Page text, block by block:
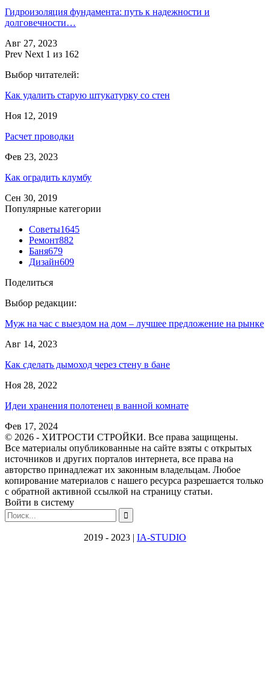
Гидроизоляция фундамента: путь к надежности и
долговечности…
Авг 27, 2023
Prev Next 1 из 162
Выбор читателей:
Как удалить старую штукатурку со стен
Ноя 12, 2019
Расчет проводки
Фев 23, 2023
Как оградить клумбу
Сен 30, 2019
Популярные категории
Советы1645
Ремонт882
Баня679
Дизайн609
Поделиться
Выбор редакции:
Муж на час с выездом на дом – лучшее предложение на рынке
Авг 14, 2023
Как сделать дымоход через стену в бане
Ноя 28, 2022
Идеи хранения полотенец в ванной комнате
Фев 17, 2024
© 2026 - ХИТРОСТИ СТРОЙКИ. Все права защищены.
Все материалы опубликованные на сайте взяты с открытых
источников и других порталов интернета, все права на
авторство принадлежат их законным владельцам. Любое
копирование материалов с нашего ресурса разрешается только
с обратной активной ссылкой на страницу статьи.
Войти в систему
2019 - 2023 | IA-STUDIO